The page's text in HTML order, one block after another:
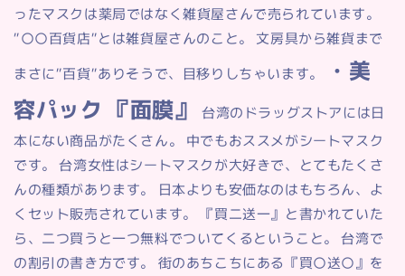
ったマスクは薬局ではなく雑貨屋さんで売られています。
”〇〇百貨店”とは雑貨屋さんのこと。 文房具から雑貨まで
まさに”百貨”ありそうで、目移りしちゃいます。
・美
容パック 『面膜』
台湾のドラッグストアには日
本にない商品がたくさん。 中でもおススメがシートマスク
です。 台湾女性はシートマスクが大好きで、とてもたくさ
んの種類があります。 日本よりも安価なのはもちろん、よ
くセット販売されています。 『買二送一』と書かれていた
ら、二つ買うと一つ無料でついてくるということ。 台湾で
の割引の書き方です。 街のあちこちにある『買〇送〇』を